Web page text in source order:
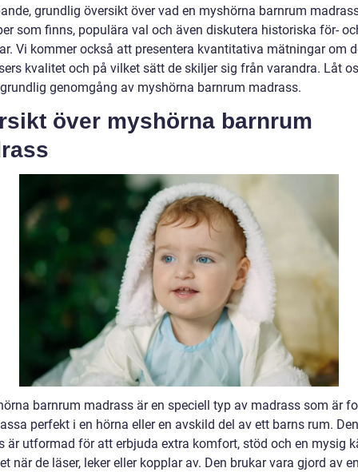
grundlig översikt över vad en myshörna barnrum
som finns, populära val och även diskutera historiska för-
Vi kommer också att presentera kvantitativa mätningar om
kvalitet och på vilket sätt de skiljer sig från varandra. Låt
genomgång av myshörna barnrum madrass.
över myshörna barnrum
barnrum madrass är en speciell typ av madrass som är
perfekt i en hörna eller en avskild del av ett barns rum.
är utformad för att erbjuda extra komfort, stöd och en mysig
när de läser, leker eller kopplar av. Den brukar vara gjord av